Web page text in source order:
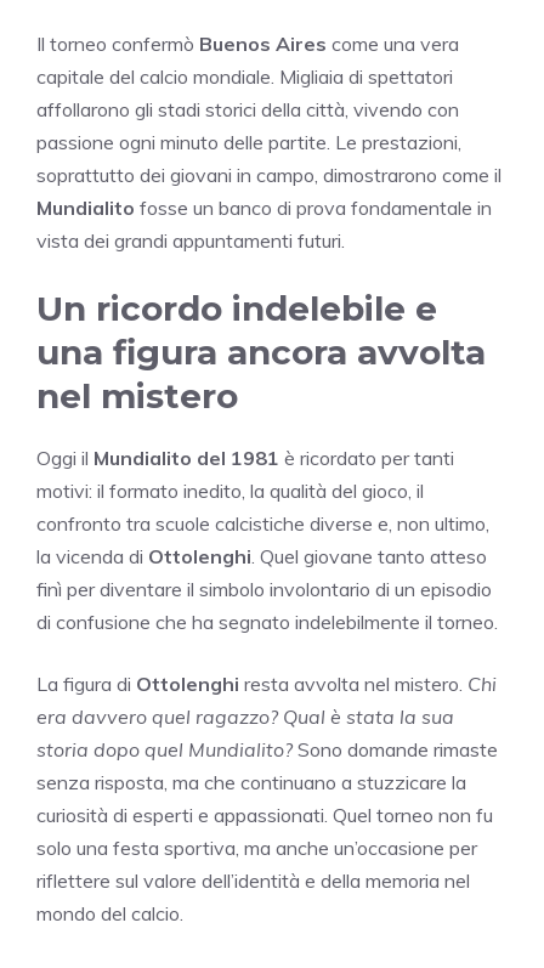
Il torneo confermò Buenos Aires come una vera
capitale del calcio mondiale. Migliaia di spettatori
affollarono gli stadi storici della città, vivendo con
passione ogni minuto delle partite. Le prestazioni,
soprattutto dei giovani in campo, dimostrarono come il
Mundialito fosse un banco di prova fondamentale in
vista dei grandi appuntamenti futuri.
Un ricordo indelebile e
una figura ancora avvolta
nel mistero
Oggi il Mundialito del 1981 è ricordato per tanti
motivi: il formato inedito, la qualità del gioco, il
confronto tra scuole calcistiche diverse e, non ultimo,
la vicenda di Ottolenghi . Quel giovane tanto atteso
finì per diventare il simbolo involontario di un episodio
di confusione che ha segnato indelebilmente il torneo.
La figura di Ottolenghi resta avvolta nel mistero. Chi
era davvero quel ragazzo? Qual è stata la sua
storia dopo quel Mundialito?Sono domande rimaste
senza risposta, ma che continuano a stuzzicare la
curiosità di esperti e appassionati. Quel torneo non fu
solo una festa sportiva, ma anche un’occasione per
riflettere sul valore dell’identità e della memoria nel
mondo del calcio.